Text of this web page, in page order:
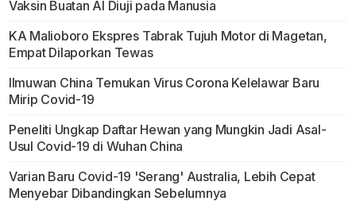
Vaksin Buatan Al Diuji pada Manusia
KA Malioboro Ekspres Tabrak Tujuh Motor di Magetan,
Empat Dilaporkan Tewas
Ilmuwan China Temukan Virus Corona Kelelawar Baru
Mirip Covid-19
Peneliti Ungkap Daftar Hewan yang Mungkin Jadi Asal-
Usul Covid-19 di Wuhan China
Varian Baru Covid-19 'Serang' Australia, Lebih Cepat
Menyebar Dibandingkan Sebelumnya